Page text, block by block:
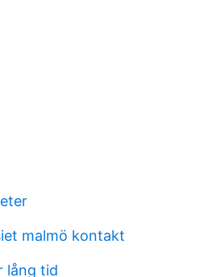
malmö kontakt
lång tid